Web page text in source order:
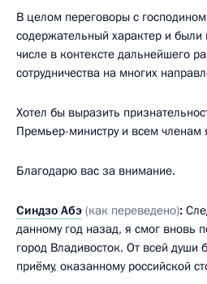
В целом переговоры с
содержательный характер и
числе в контексте дальнейшего
сотрудничества на многих
Хотел бы выразить
Премьер-министру и всем членам
Благодарю вас за внимание.
Синдзо Абэ (как переведено):
данному год назад, я смог вновь
город Владивосток. От всей души
приёму, оказанному российской